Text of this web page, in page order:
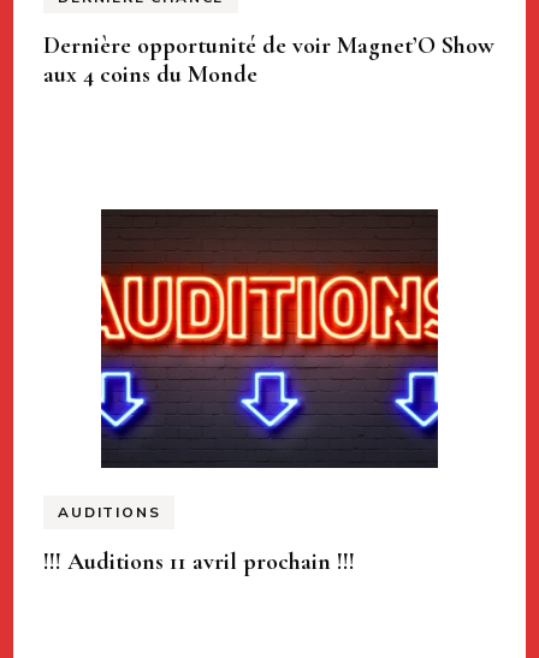
Dernière opportunité de voir Magnet’O Show
aux 4 coins du Monde
AUDITIONS
!!! Auditions 11 avril prochain !!!